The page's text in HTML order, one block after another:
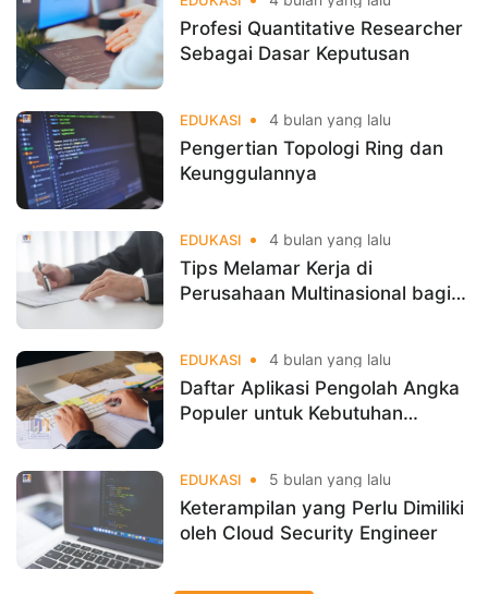
Profesi Quantitative Researcher
Sebagai Dasar Keputusan
EDUKASI 4 bulan yang lalu
Pengertian Topologi Ring dan
Keunggulannya
EDUKASI 4 bulan yang lalu
Tips Melamar Kerja di
Perusahaan Multinasional bagi
EDUKASI 4 bulan yang lalu
Daftar Aplikasi Pengolah Angka
Populer untuk Kebutuhan
EDUKASI 5 bulan yang lalu
Keterampilan yang Perlu Dimiliki
oleh Cloud Security Engineer